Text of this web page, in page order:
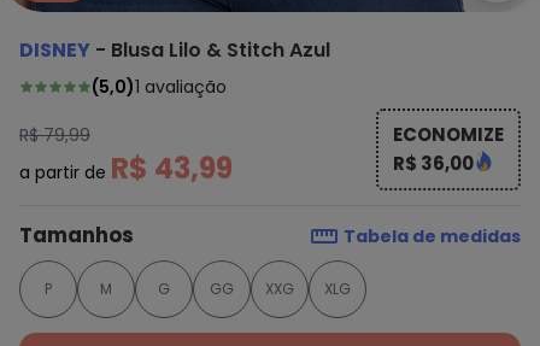
DISNEY - Blusa Lilo & Stitch Azul
(5,0)1 avaliação
R$ 79,99
a partir de R$ 43,99
ECONOMIZE
R$ 36,00
Tamanhos Tabela de medidas
P M G GG XXG XLG